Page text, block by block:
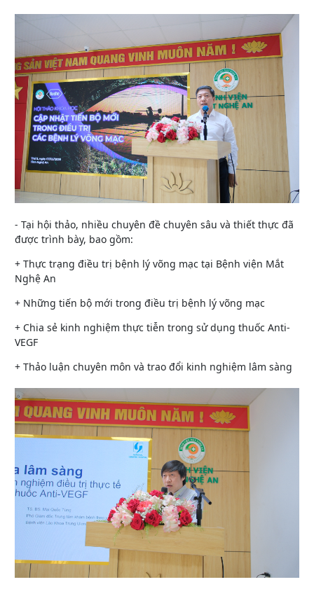
- Tại hội thảo, nhiều chuyên đề chuyên sâu và thiết thực đã
được trình bày, bao gồm:
+ Thực trạng điều trị bệnh lý võng mạc tại Bệnh viện Mắt
Nghệ An
+ Những tiến bộ mới trong điều trị bệnh lý võng mạc
+ Chia sẻ kinh nghiệm thực tiễn trong sử dụng thuốc Anti-
VEGF
+ Thảo luận chuyên môn và trao đổi kinh nghiệm lâm sàng